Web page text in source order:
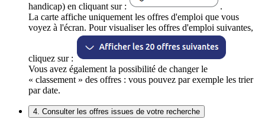
handicap) en cliquant sur :
.
La carte affiche uniquement les offres d'emploi que vous
voyez à l'écran. Pour visualiser les offres d'emploi suivantes,
cliquez sur :
Vous avez également la possibilité de changer le
« classement » des offres : vous pouvez par exemple les trier
par date.
4. Consulter les offres issues de votre recherche